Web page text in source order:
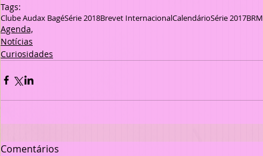
Tags:
Clube Audax BagéSérie 2018Brevet InternacionalCalendárioSérie 2017BRM
Agenda,
Notícias
Curiosidades
Comentários